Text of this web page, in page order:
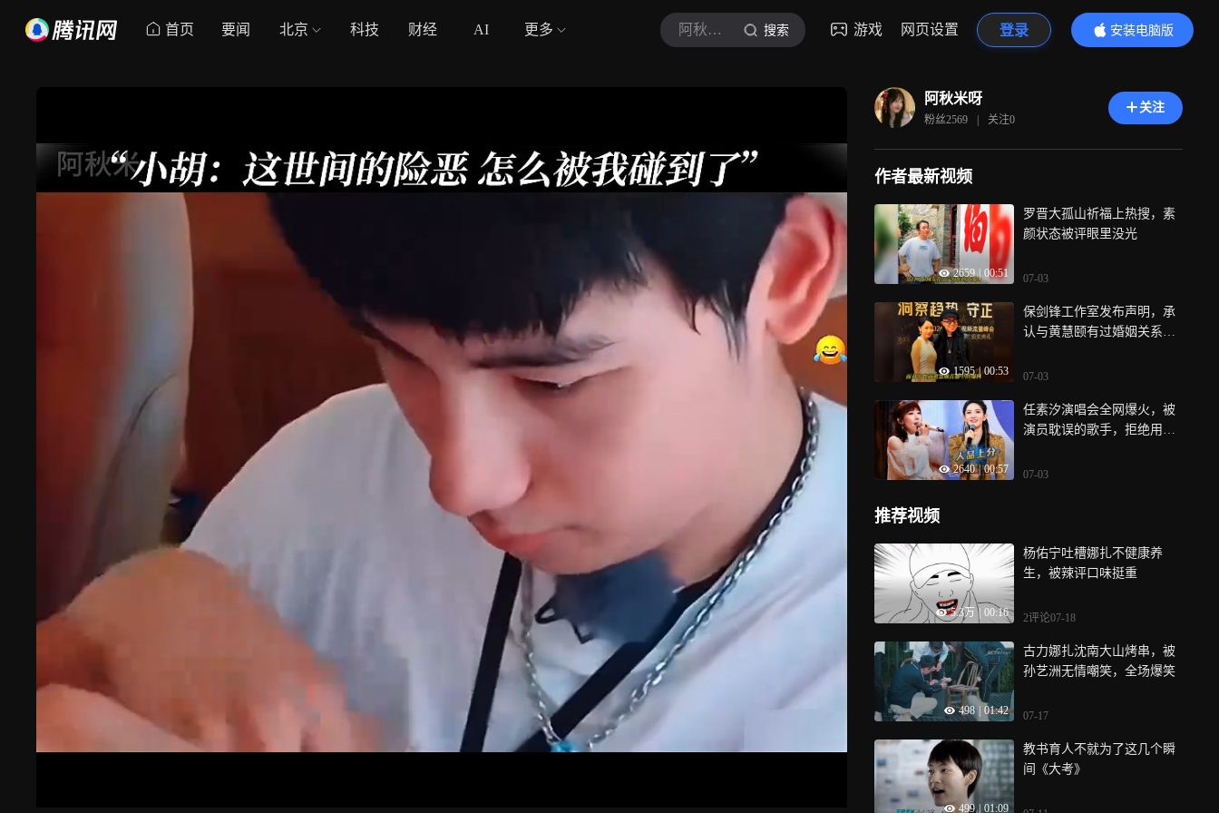
首页 要闻 北京 科技 财经 AI 更多 阿秋米呀 搜索 游戏 网页设置 登录
安装电脑版
内容更精彩
阿秋米呀
粉丝2569 | 关注0
关注
作者最新视频
2659 | 00:51
罗晋大孤山祈福上热搜，素
颜状态被评眼里没光
07-03
1595 | 00:53
保剑锋工作室发布声明，承
认与黄慧颐有过婚姻关系，
07-03
2640 | 00:57
任素汐演唱会全网爆火，被
演员耽误的歌手，拒绝用女
07-03
推荐视频
5.3万 | 00:16
杨佑宁吐槽娜扎不健康养
生，被辣评口味挺重
2评论07-18
498 01:42
古力娜扎沈南大山烤串，被
孙艺洲无情嘲笑，全场爆笑
07-17
499 | 01:09
教书育人不就为了这几个瞬
间《大考》